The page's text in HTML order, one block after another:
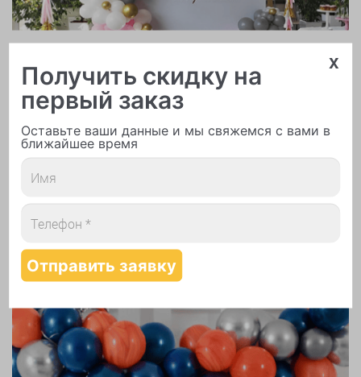
x
Получить скидку на
первый заказ
Оставьте ваши данные и мы свяжемся с вами в
ближайшее время